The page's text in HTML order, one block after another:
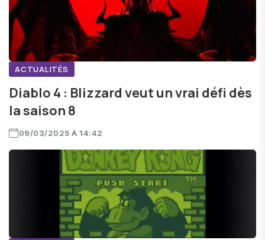
ACTUALITÉS
Diablo 4 : Blizzard veut un vrai défi dès
la saison 8
09/03/2025 À 14:42